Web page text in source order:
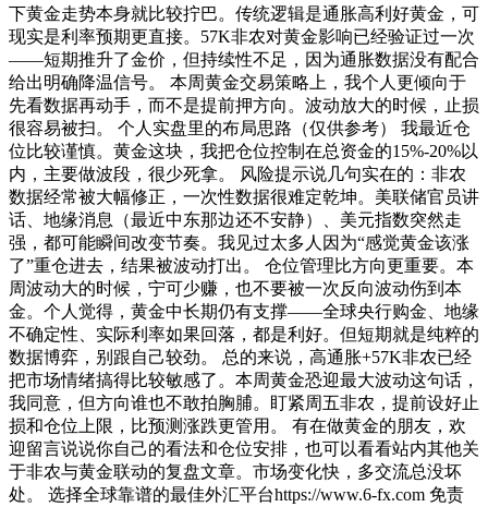
下黄金走势本身就比较拧巴。传统逻辑是通胀高利好黄金，可
现实是利率预期更直接。57K非农对黄金影响已经验证过一次
——短期推升了金价，但持续性不足，因为通胀数据没有配合
给出明确降温信号。 本周黄金交易策略上，我个人更倾向于
先看数据再动手，而不是提前押方向。波动放大的时候，止损
很容易被扫。 个人实盘里的布局思路（仅供参考） 我最近仓
位比较谨慎。黄金这块，我把仓位控制在总资金的15%-20%以
内，主要做波段，很少死拿。 风险提示说几句实在的：非农
数据经常被大幅修正，一次性数据很难定乾坤。美联储官员讲
话、地缘消息（最近中东那边还不安静）、美元指数突然走
强，都可能瞬间改变节奏。我见过太多人因为“感觉黄金该涨
了”重仓进去，结果被波动打出。 仓位管理比方向更重要。本
周波动大的时候，宁可少赚，也不要被一次反向波动伤到本
金。个人觉得，黄金中长期仍有支撑——全球央行购金、地缘
不确定性、实际利率如果回落，都是利好。但短期就是纯粹的
数据博弈，别跟自己较劲。 总的来说，高通胀+57K非农已经
把市场情绪搞得比较敏感了。本周黄金恐迎最大波动这句话，
我同意，但方向谁也不敢拍胸脯。盯紧周五非农，提前设好止
损和仓位上限，比预测涨跌更管用。 有在做黄金的朋友，欢
迎留言说说你自己的看法和仓位安排，也可以看看站内其他关
于非农与黄金联动的复盘文章。市场变化快，多交流总没坏
处。 选择全球靠谱的最佳外汇平台https://www.6-fx.com 免责